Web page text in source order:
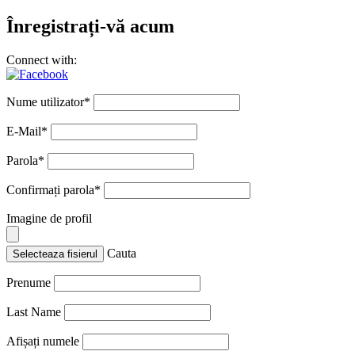
Înregistrați-vă acum
Connect with:
Nume utilizator*
E-Mail*
Parola*
Confirmați parola*
Imagine de profil
Selecteaza fisierul Cauta
Prenume
Last Name
Afișați numele